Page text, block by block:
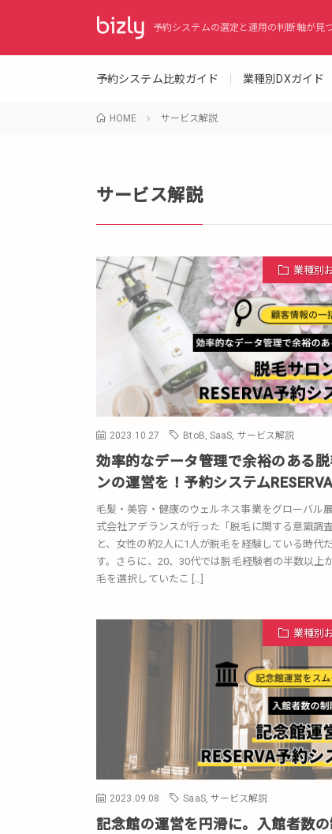
予約システムの選定と運用の判断軸が見
予約システム比較ガイド 業種別DXガイド
HOME サービス解説
サービス解説
業種別
2023.10.27 BtoB, SaaS, サービス解説
効率的なデータ管理で余裕のある脱
ンの運営を！予約システム
毛髪・美容・健康のウェルネス事業をグローバル
式会社アデランスが行った「脱毛に関する意識調
と、女性の約2人に1人が脱毛を経験している時代
す。さらに、20、30代では脱毛経験者の半数以上
毛を選択していたこ […]
業種別
2023.09.08 SaaS, サービス解説
記念館の運営を円滑に。入館者数